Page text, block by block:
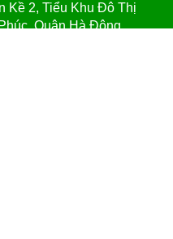
Kề 2, Tiểu Khu Đô Thị
Quận Hà Đông,